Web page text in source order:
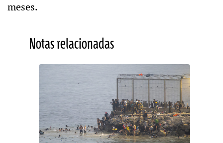
meses.
Notas relacionadas